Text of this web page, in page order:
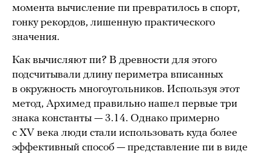
момента вычисление пи превратилось в спорт,
гонку рекордов, лишенную практического
значения.
Как вычисляют пи? В древности для этого
подсчитывали длину периметра вписанных
в окружность многоугольников. Используя этот
метод, Архимед правильно нашел первые три
знака константы — 3.14. Однако примерно
с XV века люди стали использовать куда более
эффективный способ — представление пи в виде